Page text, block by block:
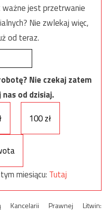
jest przetrwanie
Nie zwlekaj więc,
od teraz.
Nie czekaj zatem
od dzisiaj.
100 zł
miesiącu: Tutaj
Kancelarii Prawnej Litwin: